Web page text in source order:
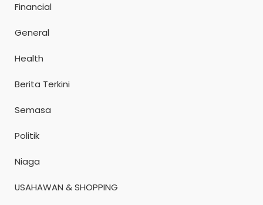
Financial
General
Health
Berita Terkini
Semasa
Politik
Niaga
USAHAWAN & SHOPPING